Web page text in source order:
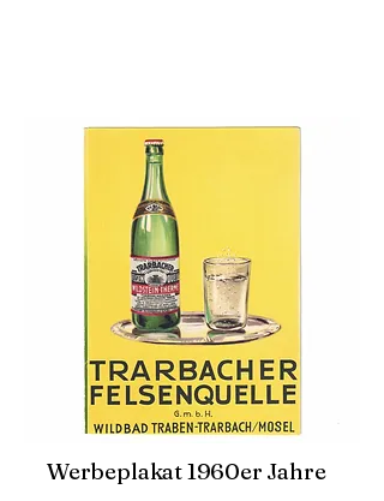
Werbeplakat 1960er Jahre